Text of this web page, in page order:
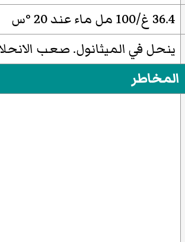
36.4 غ/100 مل ماء عند 20 °س
ينحل في الميثانول. صعب
المخاطر